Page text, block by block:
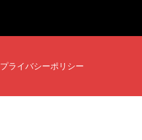
プライバシーポリシー